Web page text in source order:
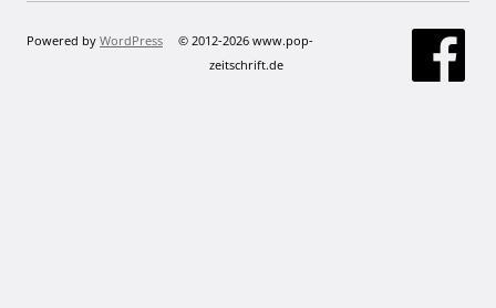
Powered by WordPress
© 2012-2026 www.pop-
zeitschrift.de